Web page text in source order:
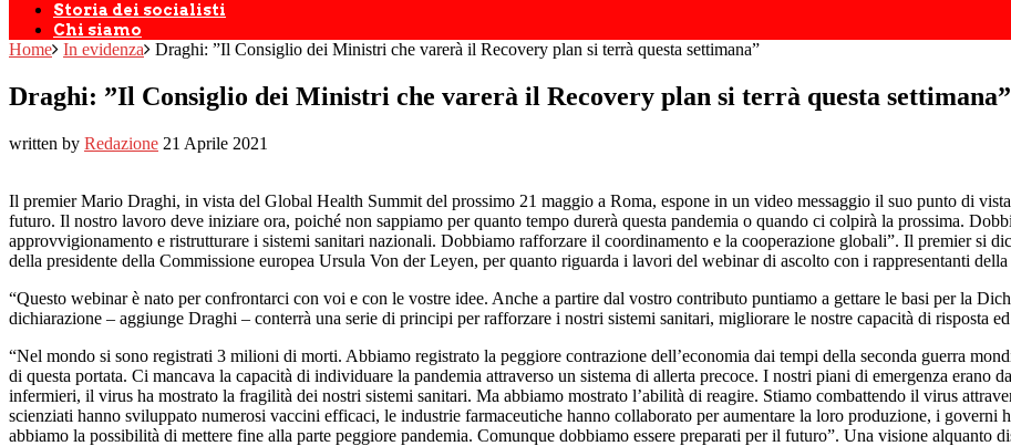
Storia dei socialisti
Chi siamo
Home In evidenza Draghi: ”Il Consiglio dei Ministri che varerà il Recovery plan si terrà questa settimana”
Draghi: ”Il Consiglio dei Ministri che varerà il Recovery plan si terrà questa settimana”
written by Redazione 21 Aprile 2021
Il premier Mario Draghi, in vista del Global Health Summit del prossimo 21 maggio a Roma, espone in un video messaggio il suo punto di
futuro. Il nostro lavoro deve iniziare ora, poiché non sappiamo per quanto tempo durerà questa pandemia o quando ci colpirà la prossima.
approvvigionamento e ristrutturare i sistemi sanitari nazionali. Dobbiamo rafforzare il coordinamento e la cooperazione globali”. Il premier si
della presidente della Commissione europea Ursula Von der Leyen, per quanto riguarda i lavori del webinar di ascolto con i rappresentanti
“Questo webinar è nato per confrontarci con voi e con le vostre idee. Anche a partire dal vostro contributo puntiamo a gettare le basi per la
dichiarazione – aggiunge Draghi – conterrà una serie di principi per rafforzare i nostri sistemi sanitari, migliorare le nostre capacità di risposta
“Nel mondo si sono registrati 3 milioni di morti. Abbiamo registrato la peggiore contrazione dell’economia dai tempi della seconda guerra
di questa portata. Ci mancava la capacità di individuare la pandemia attraverso un sistema di allerta precoce. I nostri piani di emergenza
infermieri, il virus ha mostrato la fragilità dei nostri sistemi sanitari. Ma abbiamo mostrato l’abilità di reagire. Stiamo combattendo il virus
scienziati hanno sviluppato numerosi vaccini efficaci, le industrie farmaceutiche hanno collaborato per aumentare la loro produzione, i governi
abbiamo la possibilità di mettere fine alla parte peggiore pandemia. Comunque dobbiamo essere preparati per il futuro”. Una visione alquanto